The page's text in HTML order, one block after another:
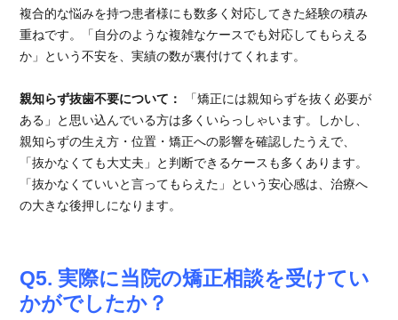
複合的な悩みを持つ患者様にも数多く対応してきた経験の積み
重ねです。「自分のような複雑なケースでも対応してもらえる
か」という不安を、実績の数が裏付けてくれます。
親知らず抜歯不要について：
「矯正には親知らずを抜く必要が
ある」と思い込んでいる方は多くいらっしゃいます。しかし、
親知らずの生え方・位置・矯正への影響を確認したうえで、
「抜かなくても大丈夫」と判断できるケースも多くあります。
「抜かなくていいと言ってもらえた」という安心感は、治療へ
の大きな後押しになります。
Q5. 実際に当院の矯正相談を受けてい
かがでしたか？